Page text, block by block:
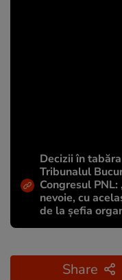
Decizii în
Tribunalul
Congresul
nevoie, cu
de la șefia
Share